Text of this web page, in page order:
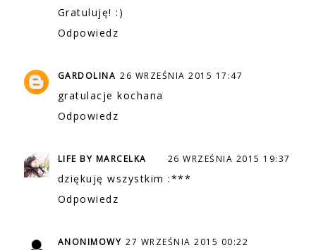
Gratuluję! :)
Odpowiedz
GARDOLINA 26 WRZEŚNIA 2015 17:47
gratulacje kochana
Odpowiedz
LIFE BY MARCELKA 26 WRZEŚNIA 2015 19:37
dziękuję wszystkim :***
Odpowiedz
ANONIMOWY 27 WRZEŚNIA 2015 00:22